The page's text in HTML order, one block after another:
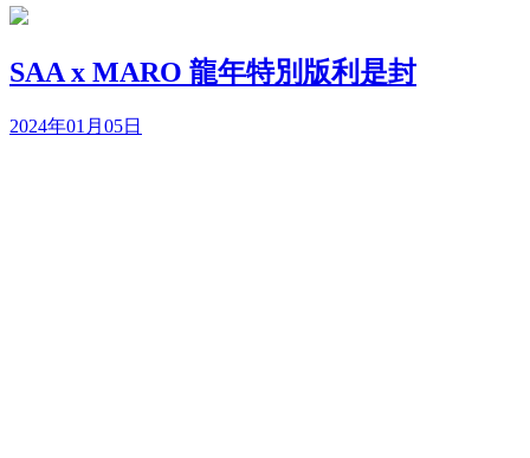
SAA x MARO 龍年特別版利是封
2024年01月05日